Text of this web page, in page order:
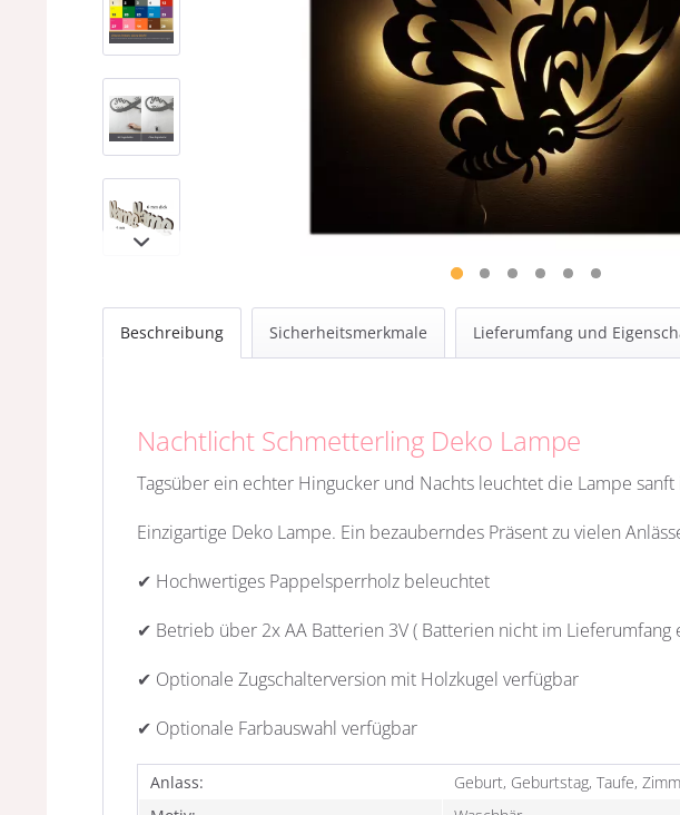
Beschreibung Sicherheitsmerkmale Lieferumfang und
Nachtlicht Schmetterling Deko Lampe
Tagsüber ein echter Hingucker und Nachts leuchtet die Lampe
Einzigartige Deko Lampe. Ein bezauberndes Präsent zu vielen
✔ Hochwertiges Pappelsperrholz beleuchtet
✔ Betrieb über 2x AA Batterien 3V ( Batterien nicht im Lieferumfang
✔ Optionale Zugschalterversion mit Holzkugel verfügbar
✔ Optionale Farbauswahl verfügbar
Anlass:
Geburt, Geburtstag, Taufe,